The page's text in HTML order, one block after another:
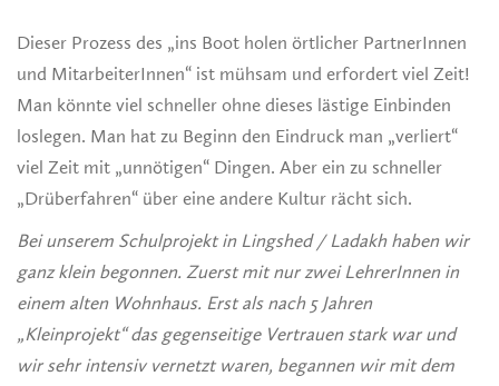
Dieser Prozess des „ins Boot holen örtlicher PartnerInnen
und MitarbeiterInnen“ ist mühsam und erfordert viel Zeit!
Man könnte viel schneller ohne dieses lästige Einbinden
loslegen. Man hat zu Beginn den Eindruck man „verliert“
viel Zeit mit „unnötigen“ Dingen. Aber ein zu schneller
„Drüberfahren“ über eine andere Kultur rächt sich.
Bei unserem Schulprojekt in Lingshed / Ladakh haben wir
ganz klein begonnen. Zuerst mit nur zwei LehrerInnen in
einem alten Wohnhaus. Erst als nach 5 Jahren
„Kleinprojekt“ das gegenseitige Vertrauen stark war und
wir sehr intensiv vernetzt waren, begannen wir mit dem